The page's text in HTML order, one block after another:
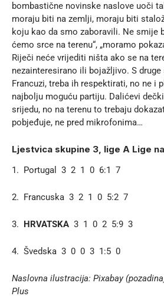
bombastične novinske naslove uoči
moraju biti na zemlji, moraju biti
koju kao da smo zaboravili. Ne smije
ćemo srce na terenu“, „moramo
Riječi neće vrijediti ništa ako se na
nezainteresirano ili bojažljivo. S
Francuzi, treba ih respektirati, no ne i
najbolju moguću partiju. Dalićevi
srijedu, no na terenu to trebaju
pobjeđuje, ne pred mikrofonima…
Ljestvica skupine 3, lige A Lige
1. Portugal 3 2 1 0 6:1 7
2. Francuska 3 2 1 0 5:2 7
3. HRVATSKA 3 1 0 2 5:9 3
4. Švedska 3 0 0 3 1:5 0
Naslovna ilustracija: Pixabay
Plus